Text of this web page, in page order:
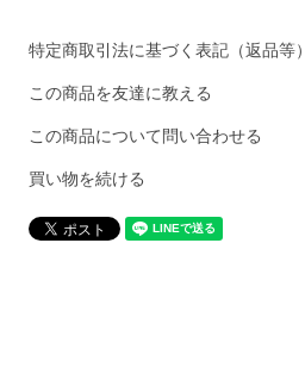
特定商取引法に基づく表記（返品等）
この商品を友達に教える
この商品について問い合わせる
買い物を続ける